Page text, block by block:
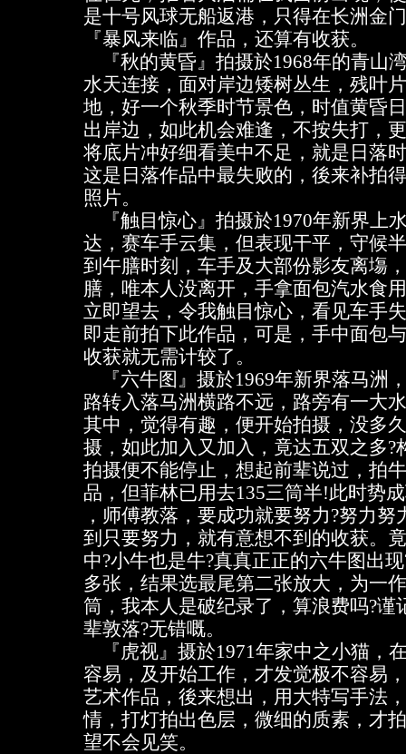
是十号风球无船返港，只得在长洲金
『暴风来临』作品，还算有收获。
『秋的黄昏』拍摄於1968年的青山
水天连接，面对岸边矮树丛生，残叶
地，好一个秋季时节景色，时值黄昏
出岸边，如此机会难逢，不按失打，
将底片冲好细看美中不足，就是日落
这是日落作品中最失败的，後来补拍
照片。
『触目惊心』拍摄於1970年新界上
达，赛车手云集，但表现干平，守候
到午膳时刻，车手及大部份影友离塲
膳，唯本人没离开，手拿面包汽水食
立即望去，令我触目惊心，看见车手
即走前拍下此作品，可是，手中面包
收获就无需计较了。
『六牛图』摄於1969年新界落马洲
路转入落马洲横路不远，路旁有一大
其中，觉得有趣，便开始拍摄，没多
摄，如此加入又加入，竟达五双之多?
拍摄便不能停止，想起前辈说过，拍
品，但菲林已用去135三筒半!此时势
，师傅教落，要成功就要努力?努力努
到只要努力，就有意想不到的收获。
中?小牛也是牛?真真正正的六牛图出
多张，结果选最尾第二张放大，为一
筒，我本人是破纪录了，算浪费吗?谨
辈敦落?无错嘅。
『虎视』摄於1971年家中之小猫，
容易，及开始工作，才发觉极不容易
艺术作品，後来想出，用大特写手法
情，打灯拍出色层，微细的质素，才
望不会见笑。